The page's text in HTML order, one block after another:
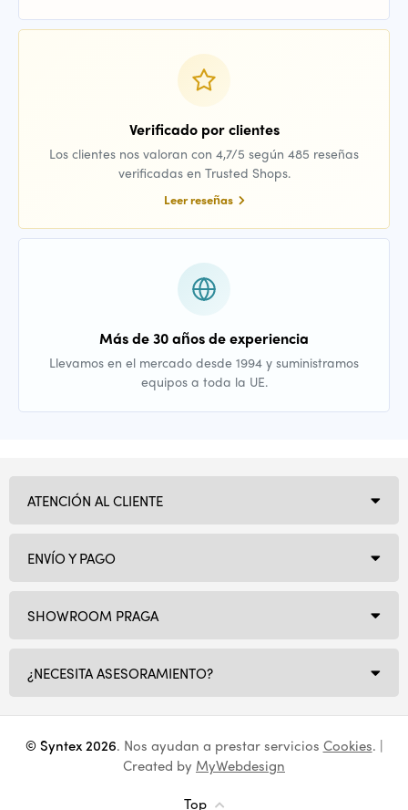
Verificado por clientes
Los clientes nos valoran con 4,7/5 según 485 reseñas
verificadas en Trusted Shops.
Leer reseñas
Más de 30 años de experiencia
Llevamos en el mercado desde 1994 y suministramos
equipos a toda la UE.
SHOWROOM PRAGA
¿NECESITA ASESORAMIENTO?
ATENCIÓN AL CLIENTE
ENVÍO Y PAGO
© Syntex 2026. Nos ayudan a prestar servicios Cookies. |
Created by MyWebdesign
Top